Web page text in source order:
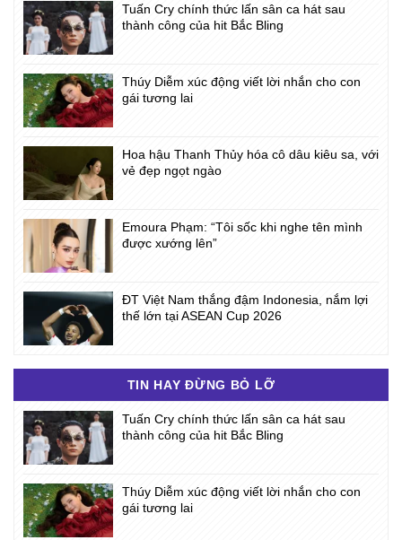
Tuấn Cry chính thức lấn sân ca hát sau
thành công của hit Bắc Bling
Thúy Diễm xúc động viết lời nhắn cho con
gái tương lai
Hoa hậu Thanh Thủy hóa cô dâu kiêu sa, với
vẻ đẹp ngọt ngào
Emoura Phạm: “Tôi sốc khi nghe tên mình
được xướng lên”
ĐT Việt Nam thắng đậm Indonesia, nắm lợi
thế lớn tại ASEAN Cup 2026
TIN HAY ĐỪNG BỎ LỠ
Tuấn Cry chính thức lấn sân ca hát sau
thành công của hit Bắc Bling
Thúy Diễm xúc động viết lời nhắn cho con
gái tương lai